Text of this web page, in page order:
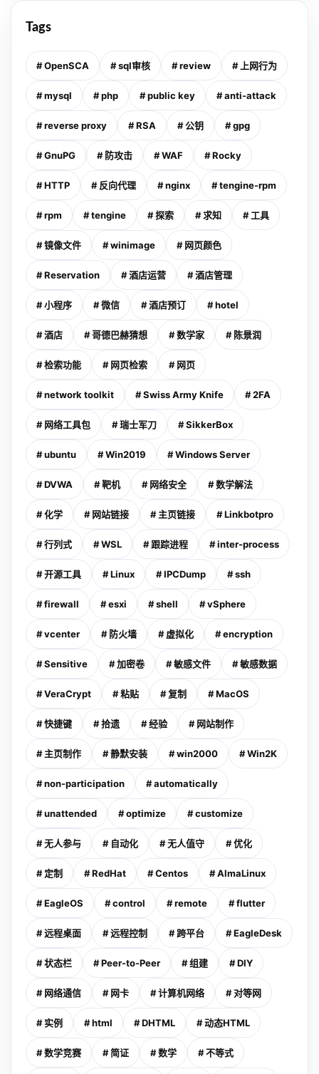
Tags
# OpenSCA # sql审核 # review # 上网行为
# mysql # php # public key # anti-attack
# reverse proxy # RSA # 公钥 # gpg
# GnuPG # 防攻击 # WAF # Rocky
# HTTP # 反向代理 # nginx # tengine-rpm
# rpm # tengine # 探索 # 求知 # 工具
# 镜像文件 # winimage # 网页颜色
# Reservation # 酒店运营 # 酒店管理
# 小程序 # 微信 # 酒店预订 # hotel
# 酒店 # 哥德巴赫猜想 # 数学家 # 陈景润
# 检索功能 # 网页检索 # 网页
# network toolkit # Swiss Army Knife # 2FA
# 网络工具包 # 瑞士军刀 # SikkerBox
# ubuntu # Win2019 # Windows Server
# DVWA # 靶机 # 网络安全 # 数学解法
# 化学 # 网站链接 # 主页链接 # Linkbotpro
# 行列式 # WSL # 跟踪进程 # inter-process
# 开源工具 # Linux # IPCDump # ssh
# firewall # esxi # shell # vSphere
# vcenter # 防火墙 # 虚拟化 # encryption
# Sensitive # 加密卷 # 敏感文件 # 敏感数据
# VeraCrypt # 粘贴 # 复制 # MacOS
# 快捷键 # 拾遗 # 经验 # 网站制作
# 主页制作 # 静默安装 # win2000 # Win2K
# non-participation # automatically
# unattended # optimize # customize
# 无人参与 # 自动化 # 无人值守 # 优化
# 定制 # RedHat # Centos # AlmaLinux
# EagleOS # control # remote # flutter
# 远程桌面 # 远程控制 # 跨平台 # EagleDesk
# 状态栏 # Peer-to-Peer # 组建 # DIY
# 网络通信 # 网卡 # 计算机网络 # 对等网
# 实例 # html # DHTML # 动态HTML
# 数学竞赛 # 简证 # 数学 # 不等式